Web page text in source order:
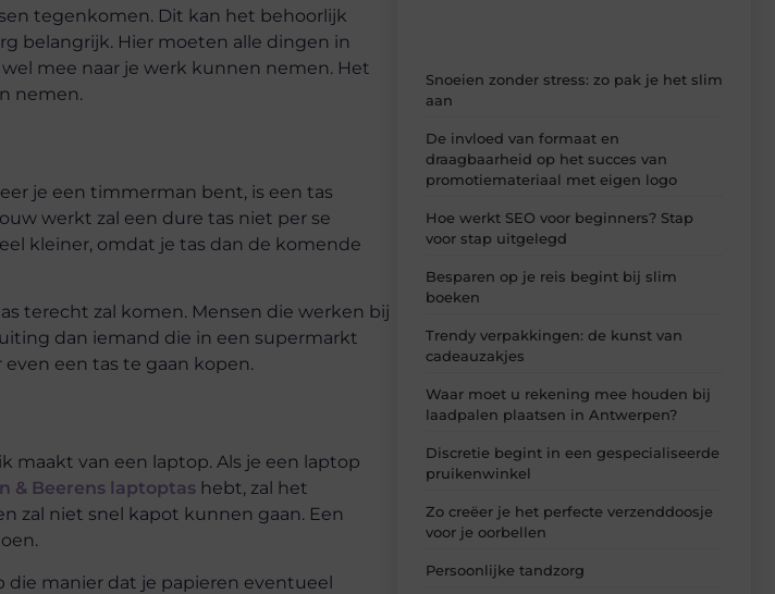
tegenkomen. Dit kan het behoorlijk
belangrijk. Hier moeten alle dingen in
mee naar je werk kunnen nemen. Het
nemen.
je een timmerman bent, is een tas
werkt zal een dure tas niet per se
kleiner, omdat je tas dan de komende
terecht zal komen. Mensen die werken bij
dan iemand die in een supermarkt
een tas te gaan kopen.
maakt van een laptop. Als je een laptop
& Beerens laptoptas hebt, zal het
zal niet snel kapot kunnen gaan. Een
die manier dat je papieren eventueel
Snoeien zonder stress: zo pak je het slim
aan
De invloed van formaat en
draagbaarheid op het succes van
promotiemateriaal met eigen logo
Hoe werkt SEO voor beginners? Stap
voor stap uitgelegd
Besparen op je reis begint bij slim
boeken
Trendy verpakkingen: de kunst van
cadeauzakjes
Waar moet u rekening mee houden bij
laadpalen plaatsen in Antwerpen?
Discretie begint in een gespecialiseerde
pruikenwinkel
Zo creëer je het perfecte verzenddoosje
voor je oorbellen
Persoonlijke tandzorg